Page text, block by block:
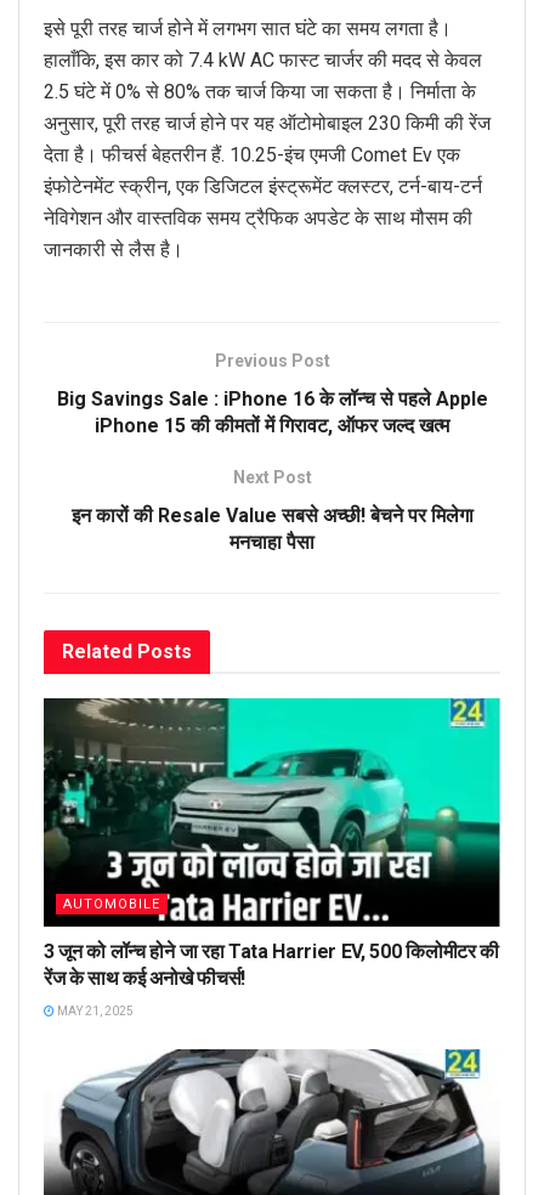
इसे पूरी तरह चार्ज होने में लगभग सात घंटे का समय लगता है।
हालाँकि, इस कार को 7.4 kW AC फास्ट चार्जर की मदद से केवल
2.5 घंटे में 0% से 80% तक चार्ज किया जा सकता है। निर्माता के
अनुसार, पूरी तरह चार्ज होने पर यह ऑटोमोबाइल 230 किमी की रेंज
देता है। फीचर्स बेहतरीन हैं. 10.25-इंच एमजी Comet Ev एक
इंफोटेनमेंट स्क्रीन, एक डिजिटल इंस्ट्रूमेंट क्लस्टर, टर्न-बाय-टर्न
नेविगेशन और वास्तविक समय ट्रैफिक अपडेट के साथ मौसम की
जानकारी से लैस है।
Previous Post
Big Savings Sale : iPhone 16 के लॉन्च से पहले Apple
iPhone 15 की कीमतों में गिरावट, ऑफर जल्द खत्म
Next Post
इन कारों की Resale Value सबसे अच्छी! बेचने पर मिलेगा
मनचाहा पैसा
Related Posts
AUTOMOBILE
3 जून को लॉन्च होने जा रहा Tata Harrier EV, 500 किलोमीटर की
रेंज के साथ कई अनोखे फीचर्स!
MAY 21, 2025